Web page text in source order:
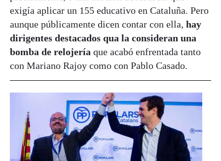
exigía aplicar un 155 educativo en Cataluña. Pero
aunque públicamente dicen contar con ella, hay
dirigentes destacados qua la consideran una
bomba de relojería que acabó enfrentada tanto
con Mariano Rajoy como con Pablo Casado.